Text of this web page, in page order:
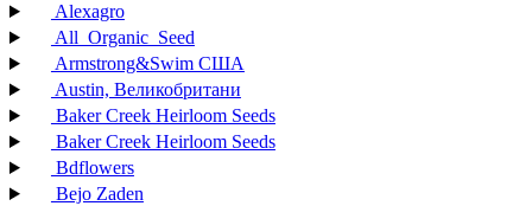
Alexagro
All_Organic_Seed
Armstrong&Swim США
Austin, Великобритани
Baker Creek Heirloom Seeds
Baker Creek Heirloom Seeds
Bdflowers
Bejo Zaden